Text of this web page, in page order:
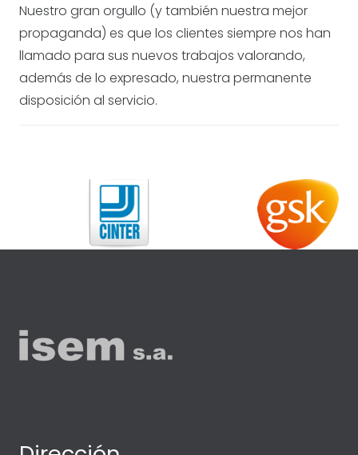
Nuestro gran orgullo (y también nuestra mejor
propaganda) es que los clientes siempre nos han
llamado para sus nuevos trabajos valorando,
además de lo expresado, nuestra permanente
disposición al servicio.